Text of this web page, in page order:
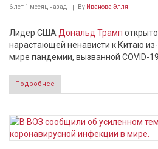
6 лет 1 месяц назад By Иванова Элля
Лидер США Дональд Трамп
нарастающей ненависти к Китаю
мире пандемии, вызванной COVID-19.
Подробнее